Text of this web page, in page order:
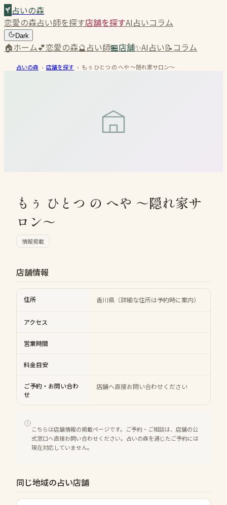
占いの森
恋愛の森占い師を探す店舗を探すAI占いコラム
Dark
🏠ホーム💕恋愛の森🔮占い師🏪店舗✨AI占い📝コラム
占いの森 › 店舗を探す › もぅ ひとつ の へや ～隠れ家サロン～
もぅ ひとつ の へや ～隠れ家サ
ロン～
情報掲載
店舗情報
住所 香川県（詳細な住所は予約時に案内）
アクセス
営業時間
料金目安
ご予約・お問い合わ
せ
店舗へ直接お問い合わせください
こちらは店舗情報の掲載ページです。ご予約・ご相談は、店舗の公
式窓口へ直接お問い合わせください。占いの森を通じたご予約には
現在対応していません。
同じ地域の占い店舗